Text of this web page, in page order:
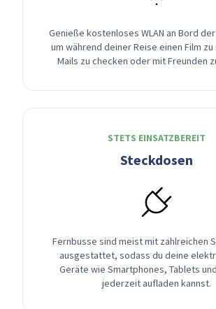
Genieße kostenloses WLAN an Bord
um während deiner Reise einen Film zu
Mails zu checken oder mit Freunden
STETS EINSATZBEREIT
Steckdosen
Fernbusse sind meist mit zahlreichen
ausgestattet, sodass du deine
Geräte wie Smartphones, Tablets
jederzeit aufladen kannst.